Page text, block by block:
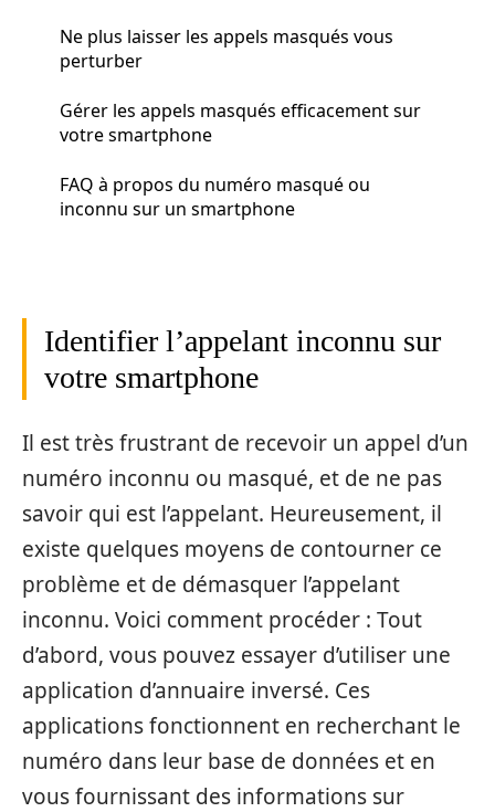
Ne plus laisser les appels masqués vous
perturber
Gérer les appels masqués efficacement sur
votre smartphone
FAQ à propos du numéro masqué ou
inconnu sur un smartphone
Identifier l’appelant inconnu sur
votre smartphone
Il est très frustrant de recevoir un appel d’un
numéro inconnu ou masqué, et de ne pas
savoir qui est l’appelant. Heureusement, il
existe quelques moyens de contourner ce
problème et de démasquer l’appelant
inconnu. Voici comment procéder : Tout
d’abord, vous pouvez essayer d’utiliser une
application d’annuaire inversé. Ces
applications fonctionnent en recherchant le
numéro dans leur base de données et en
vous fournissant des informations sur